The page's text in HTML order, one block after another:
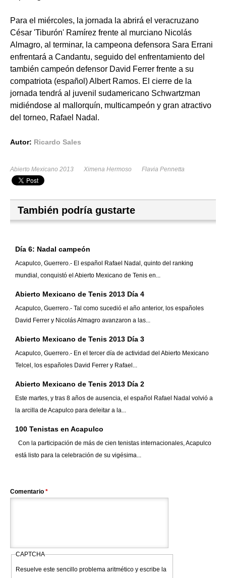
Para el miércoles, la jornada la abrirá el veracruzano
César 'Tiburón' Ramírez frente al murciano Nicolás
Almagro, al terminar, la campeona defensora Sara Errani
enfrentará a Candantu, seguido del enfrentamiento del
también campeón defensor David Ferrer frente a su
compatriota (español) Albert Ramos. El cierre de la
jornada tendrá al juvenil sudamericano Schwartzman
midiéndose al mallorquín, multicampeón y gran atractivo
del torneo, Rafael Nadal.
Autor: Ricardo Sales
Abierto Mexicano 2013 Ximena Hermoso Flavia Pennetta
También podría gustarte
Día 6: Nadal campeón
Acapulco, Guerrero.- El español Rafael Nadal, quinto del ranking
mundial, conquistó el Abierto Mexicano de Tenis en...
Abierto Mexicano de Tenis 2013 Día 4
Acapulco, Guerrero.- Tal como sucedió el año anterior, los españoles
David Ferrer y Nicolás Almagro avanzaron a las...
Abierto Mexicano de Tenis 2013 Día 3
Acapulco, Guerrero.- En el tercer día de actividad del Abierto Mexicano
Telcel, los españoles David Ferrer y Rafael...
Abierto Mexicano de Tenis 2013 Día 2
Este martes, y tras 8 años de ausencia, el español Rafael Nadal volvió a
la arcilla de Acapulco para deleitar a la...
100 Tenistas en Acapulco
Con la participación de más de cien tenistas internacionales, Acapulco
está listo para la celebración de su vigésima...
Comentario *
CAPTCHA
Resuelve este sencillo problema aritmético y escribe la